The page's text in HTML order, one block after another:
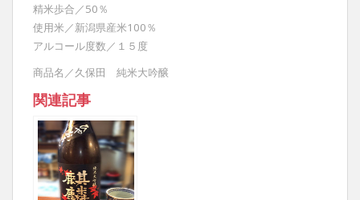
精米歩合／50％
使用米／新潟県産米100％
アルコール度数／１５度
商品名／久保田 純米大吟醸
関連記事